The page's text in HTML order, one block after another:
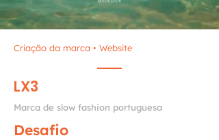
Criação da marca • Website
LX3
Marca de slow fashion portuguesa
Desafio